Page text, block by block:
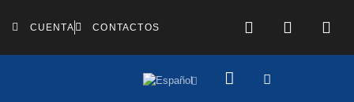
CUENTA CONTACTOS